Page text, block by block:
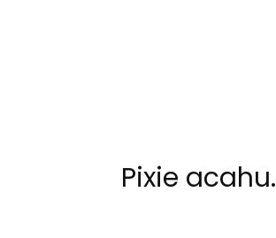
Pixie acahu.